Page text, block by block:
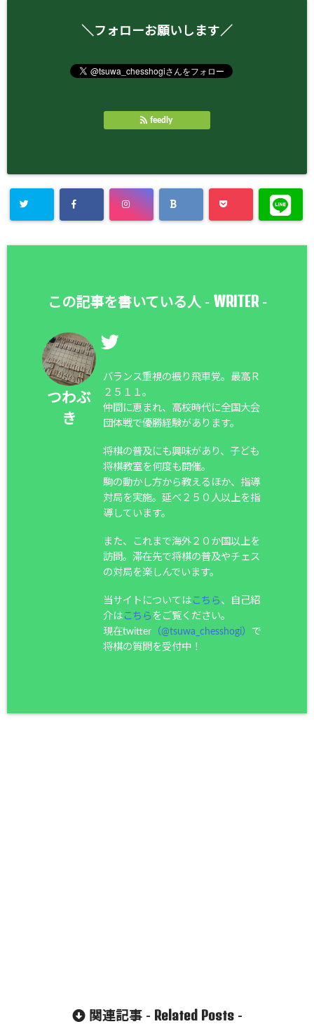
＼フォローお願いします／
feedly
この記事を書いている人 - WRITER-
つわぶ
き
バランス重視の振り飛車党。最高Ｒ
２５１１。
仲間に恵まれ、高校時代に全国大会
団体戦で優勝経験があります。
将棋の普及にも興味があり、子ども
将棋教室を何度も開催。
駒の動かし方から教えるほか、指導
対局を実施。延べ２５０人以上を指
導しています。
また、これまで海外２０か国以上を
訪問。滞在先で将棋の普及やチェス
の対局を楽しんでいます。
当サイトについてはこちら 、自己紹
介はこちら をご覧ください。
現在twitter（@tsuwa_chesshogi） で
将棋の質問を受付中！
関連記事 - Related Posts-